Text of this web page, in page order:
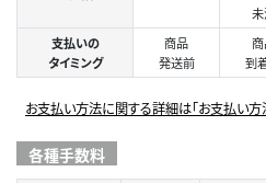
支払いの
タイミング
商品
発送前
到
お支払い方法に関する詳細は「お支払い方
各種手数料